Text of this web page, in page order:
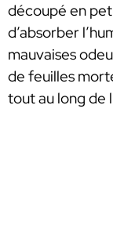
découpé en
d’absorber
mauvaises
de feuilles
tout au long de